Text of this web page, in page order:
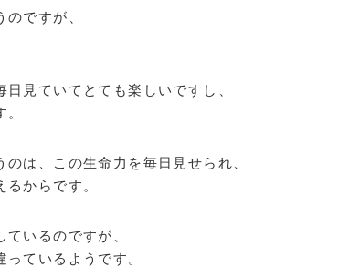
ですが、
見ていてとても楽しいですし、
は、この生命力を毎日見せられ、
からです。
いるのですが、
ているようです。